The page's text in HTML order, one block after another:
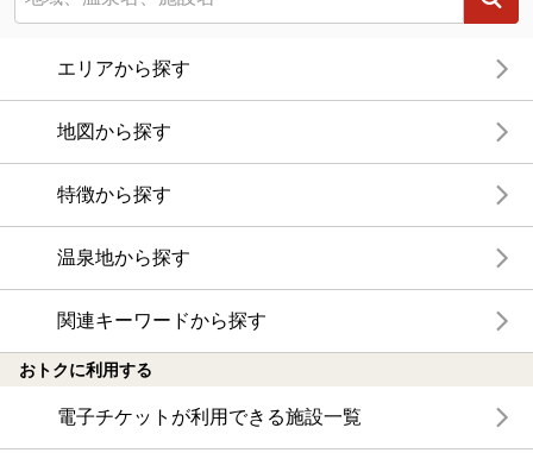
エリアから探す
地図から探す
特徴から探す
温泉地から探す
関連キーワードから探す
おトクに利用する
電子チケットが利用できる施設一覧